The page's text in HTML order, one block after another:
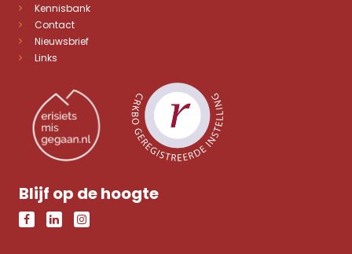
Kennisbank
Contact
Nieuwsbrief
Links
Blijf op de hoogte